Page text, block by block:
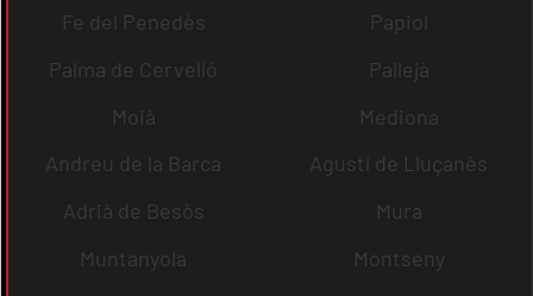
Fe del Penedès
Papiol
Palma de Cervelló
Pallejà
Moià
Mediona
Andreu de la Barca
Agustí de Lluçanès
Adrià de Besòs
Mura
Muntanyola
Montseny